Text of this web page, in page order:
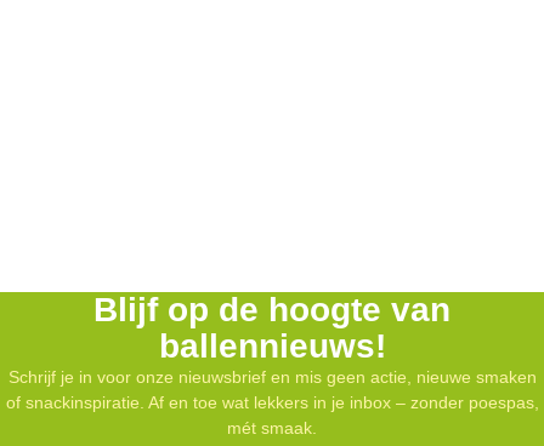
Blijf op de hoogte van
ballennieuws!
Schrijf je in voor onze nieuwsbrief en mis geen actie, nieuwe smaken
of snackinspiratie. Af en toe wat lekkers in je inbox – zonder poespas,
mét smaak.